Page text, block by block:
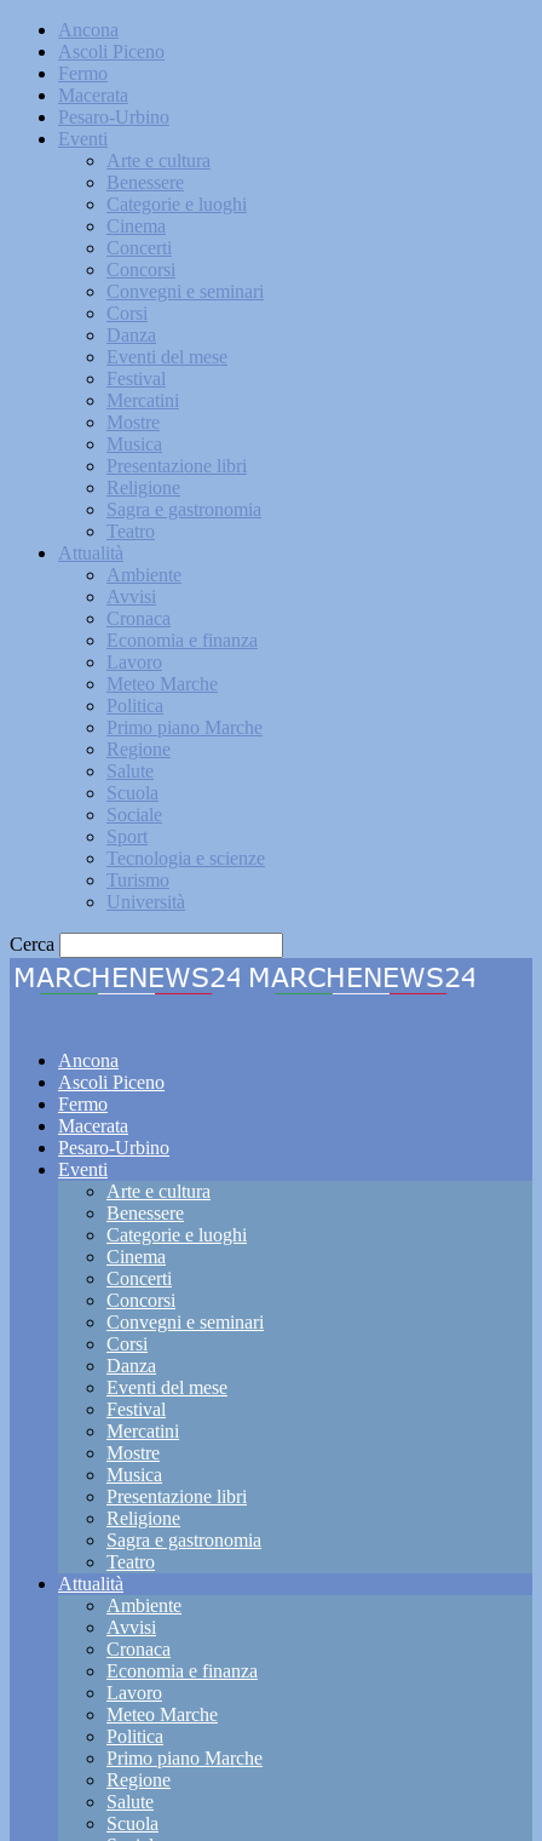
Ancona
Ascoli Piceno
Fermo
Macerata
Pesaro-Urbino
Eventi
Arte e cultura
Benessere
Categorie e luoghi
Cinema
Concerti
Concorsi
Convegni e seminari
Corsi
Danza
Eventi del mese
Festival
Mercatini
Mostre
Musica
Presentazione libri
Religione
Sagra e gastronomia
Teatro
Attualità
Ambiente
Avvisi
Cronaca
Economia e finanza
Lavoro
Meteo Marche
Politica
Primo piano Marche
Regione
Salute
Scuola
Sociale
Sport
Tecnologia e scienze
Turismo
Università
Cerca
Ancona
Ascoli Piceno
Fermo
Macerata
Pesaro-Urbino
Eventi
Arte e cultura
Benessere
Categorie e luoghi
Cinema
Concerti
Concorsi
Convegni e seminari
Corsi
Danza
Eventi del mese
Festival
Mercatini
Mostre
Musica
Presentazione libri
Religione
Sagra e gastronomia
Teatro
Attualità
Ambiente
Avvisi
Cronaca
Economia e finanza
Lavoro
Meteo Marche
Politica
Primo piano Marche
Regione
Salute
Scuola